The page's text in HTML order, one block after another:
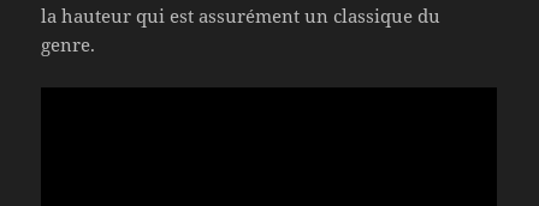
la hauteur qui est assurément un classique du
genre.